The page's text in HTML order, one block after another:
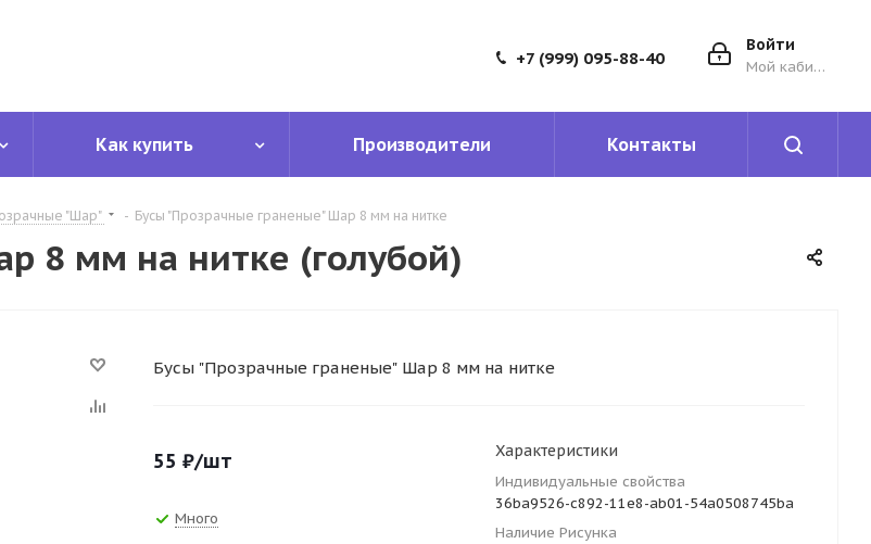
Войти
Мой кабинет
+7 (999) 095-88-40
Как купить Производители Контакты
"Шар" - Бусы "Прозрачные граненые" Шар 8 мм на нитке
8 мм на нитке (голубой)
Бусы "Прозрачные граненые" Шар 8 мм на нитке
55 ₽/шт
Много
Характеристики
Индивидуальные свойства
36ba9526-c892-11e8-ab01-54a0508745ba
Наличие Рисунка